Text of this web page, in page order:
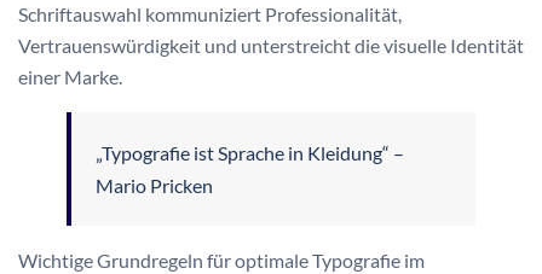
Schriftauswahl kommuniziert Professionalität,
Vertrauenswürdigkeit und unterstreicht die visuelle Identität
einer Marke.
„Typografie ist Sprache in Kleidung“ –
Mario Pricken
Wichtige Grundregeln für optimale Typografie im